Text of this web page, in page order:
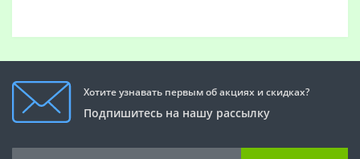
Хотите узнавать первым об акциях и скидках?
Подпишитесь на нашу рассылку